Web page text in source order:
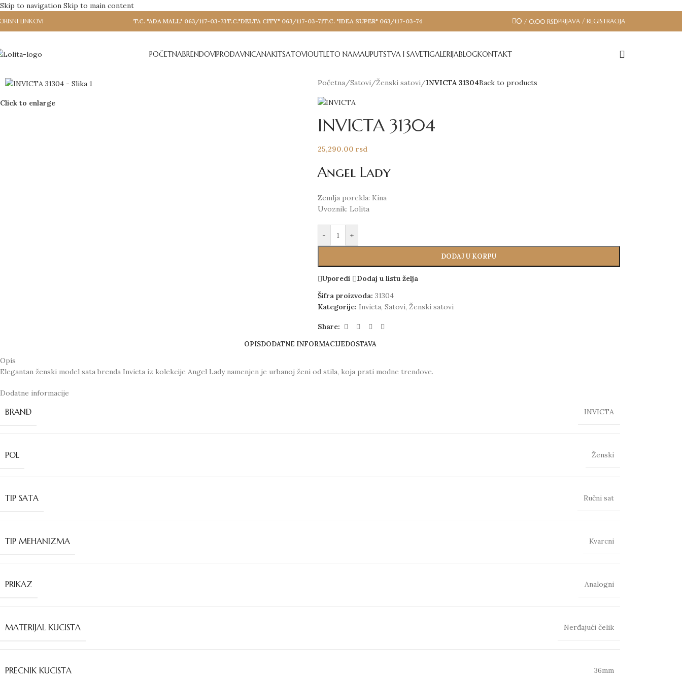
Skip to navigation Skip to main content
LINKOVI T.C. "ADA MALL" 063/117-03-73T.C."DELTA CITY" 063/117-03-71T.C. "IDEA SUPER" 063/117-03-74 0 / 0.00 RSDPRIJAVA / REGISTRACIJA
POČETNABRENDOVIPRODAVNICANAKITSATOVIOUTLETO NAMAUPUTSTVA I SAVETIGALERIJABLOGKONTAKT
Click to enlarge
Početna/Satovi/Ženski satovi/INVICTA 31304Back to products
INVICTA 31304
25,290.00 rsd
Angel Lady
Zemlja porekla: Kina
Uvoznik: Lolita
- +
DODAJ U KORPU
Uporedi
Dodaj u listu želja
Šifra proizvoda: 31304
Kategorije: Invicta, Satovi, Ženski satovi
Share:
OPISDODATNE INFORMACIJEDOSTAVA
Opis
Elegantan ženski model sata brenda Invicta iz kolekcije Angel Lady namenjen je urbanoj ženi od stila, koja prati modne trendove.
Dodatne informacije
BRAND INVICTA
POL Ženski
TIP SATA Ručni sat
TIP MEHANIZMA Kvarcni
PRIKAZ Analogni
MATERIJAL KUCISTA Nerđajući čelik
PRECNIK KUCISTA 36mm